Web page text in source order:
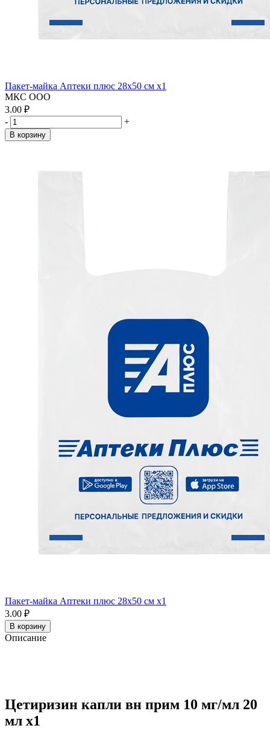
Пакет-майка Аптеки плюс 28х50 см x1
МКС ООО
3.00 ₽
-
+
В корзину
Пакет-майка Аптеки плюс 28х50 см x1
3.00 ₽
В корзину
Описание
Цетиризин капли вн прим 10 мг/мл 20
мл x1